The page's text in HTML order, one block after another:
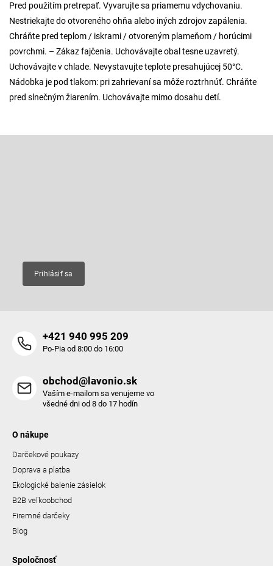
Pred použitím pretrepať. Vyvarujte sa priamemu vdychovaniu.
Nestriekajte do otvoreného ohňa alebo iných zdrojov zapálenia.
Chráňte pred teplom / iskrami / otvoreným plameňom / horúcimi
povrchmi. – Zákaz fajčenia. Uchovávajte obal tesne uzavretý.
Uchovávajte v chlade. Nevystavujte teplote presahujúcej 50°C.
Nádobka je pod tlakom: pri zahrievaní sa môže roztrhnúť. Chráňte
pred slnečným žiarením. Uchovávajte mimo dosahu detí.
Prihlásiť sa
+421 940 995 209
Po-Pia od 8:00 do 16:00
obchod@lavonio.sk
Vaším e-mailom sa venujeme vo
všedné dni od 8 do 17 hodín
O nákupe
Darčekové poukazy
Doprava a platba
Ekologické balenie zásielok
B2B veľkoobchod
Firemné darčeky
Blog
Spoločnosť